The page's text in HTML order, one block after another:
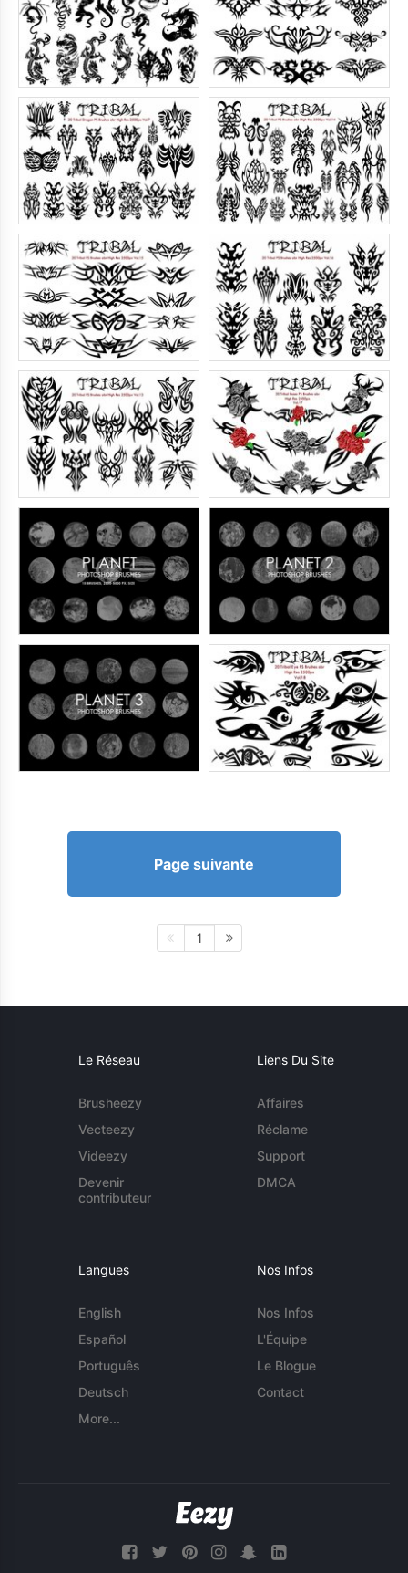
Page suivante
1
Le Réseau
Brusheezy
Vecteezy
Videezy
Devenir
contributeur
Liens Du Site
Affaires
Réclame
Support
DMCA
Langues
English
Español
Português
Deutsch
More...
Nos Infos
Nos Infos
L'Équipe
Le Blogue
Contact